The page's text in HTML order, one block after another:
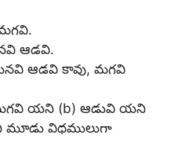
ఆడవి.
ఆడవి కావు, మగవి
మగవి యని (b) ఆడువి యని
విధములుగా